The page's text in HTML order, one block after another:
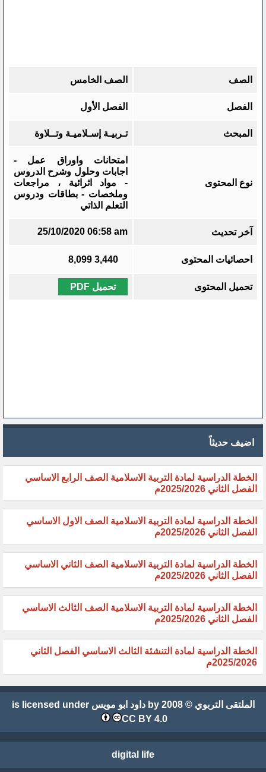
الصف الصف الخامس
الفصل الفصل الأول
المبحث تـربيـة إسـلاميـة وتــلاوة
نوع المحتوى
امتحانات واوراق عمل -
اجابات وحلول وشرح الدروس
- مواد اثرائية ، مراجعات
وملخصات - بطاقات ودروس
التعلم الذاتي
آخر تحديث 25/10/2020 06:58 am
احصائيات المحتوى 3,440
8,099
تحميل المحتوى تحميل PDF
اضيف حديثاً
الخطة الدراسية لمادة التربية الاسلامية الصف الرابع الاساسي
الفصل الثاني 2025/2026م
الخطة الدراسية لمادة التربية الاسلامية الصف الاول الاساسي
الفصل الثاني 2025/2026م
الخطة الدراسية لمادة التربية الاسلامية الصف الثاني الاساسي
الفصل الثاني 2025/2026م
الخطة الدراسية لمادة التربية الاسلامية الصف الثالث الاساسي
الفصل الثاني 2025/2026م
الخطة الدراسية لمادة التنشئة الثالث الاساسي الفصل الثاني
2025/2026م
الملتقى التربوي © 2008 by داود ابو مويس is licensed under
CC BY 4.0
digital life